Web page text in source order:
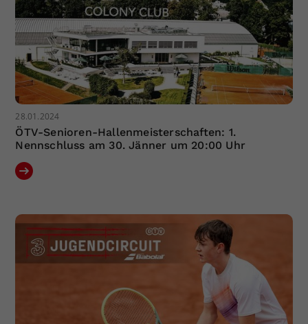
28.01.2024
ÖTV-Senioren-Hallenmeisterschaften: 1.
Nennschluss am 30. Jänner um 20:00 Uhr